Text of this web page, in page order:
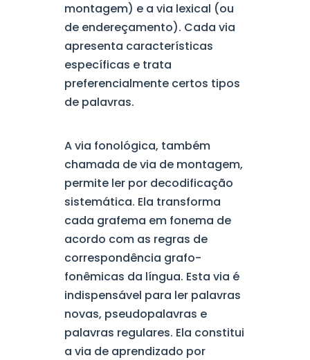
montagem) e a via lexical (ou
de endereçamento). Cada via
apresenta características
específicas e trata
preferencialmente certos tipos
de palavras.
A via fonológica, também
chamada de via de montagem,
permite ler por decodificação
sistemática. Ela transforma
cada grafema em fonema de
acordo com as regras de
correspondência grafo-
fonêmicas da língua. Esta via é
indispensável para ler palavras
novas, pseudopalavras e
palavras regulares. Ela constitui
a via de aprendizado por